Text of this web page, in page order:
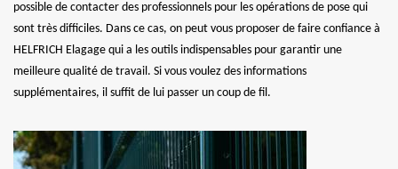
possible de contacter des professionnels pour les opérations de pose qui
sont très difficiles. Dans ce cas, on peut vous proposer de faire confiance à
HELFRICH Elagage qui a les outils indispensables pour garantir une
meilleure qualité de travail. Si vous voulez des informations
supplémentaires, il suffit de lui passer un coup de fil.